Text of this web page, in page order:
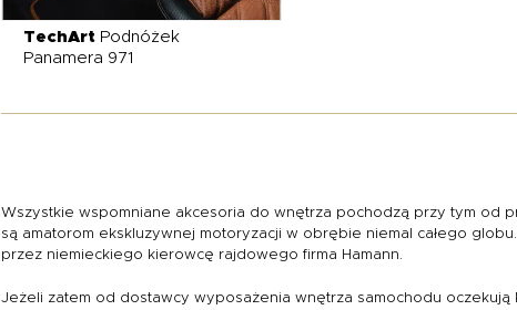
TechArtPodnóżek
Panamera 971
Wszystkie wspomniane akcesoria do wnętrza pochodzą przy tym od
są amatorom ekskluzywnej motoryzacji w obrębie niemal całego
przez niemieckiego kierowcę rajdowego firma Hamann.
Jeżeli zatem od dostawcy wyposażenia wnętrza samochodu